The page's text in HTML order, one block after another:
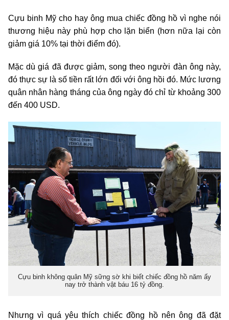
Cựu binh Mỹ cho hay ông mua chiếc đồng hồ vì nghe nói
thương hiệu này phù hợp cho lặn biển (hơn nữa lại còn
giảm giá 10% tại thời điểm đó).
Mặc dù giá đã được giảm, song theo người đàn ông này,
đó thực sự là số tiền rất lớn đối với ông hồi đó. Mức lương
quân nhân hàng tháng của ông ngày đó chỉ từ khoảng 300
đến 400 USD.
Cựu binh không quân Mỹ sững sờ khi biết chiếc đồng hồ năm ấy
nay trở thành vật báu 16 tỷ đồng.
Nhưng vì quá yêu thích chiếc đồng hồ nên ông đã đặt